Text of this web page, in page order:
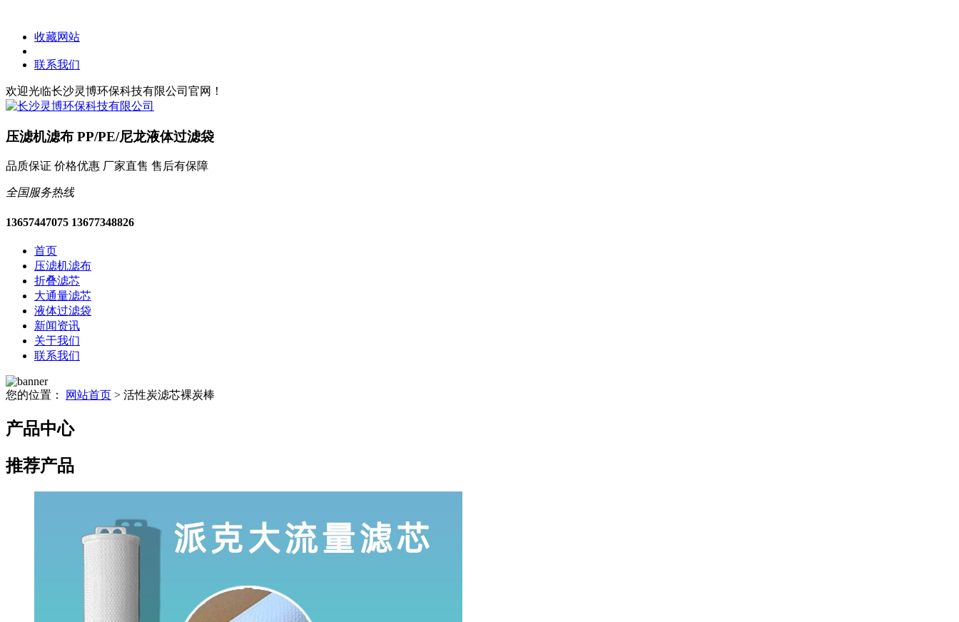
收藏网站
联系我们
欢迎光临长沙灵博环保科技有限公司官网！
压滤机滤布 PP/PE/尼龙液体过滤袋
品质保证 价格优惠 厂家直售 售后有保障
全国服务热线
13657447075 13677348826
首页
压滤机滤布
折叠滤芯
大通量滤芯
液体过滤袋
新闻资讯
关于我们
联系我们
您的位置： 网站首页 > 活性炭滤芯裸炭棒
产品中心
推荐产品